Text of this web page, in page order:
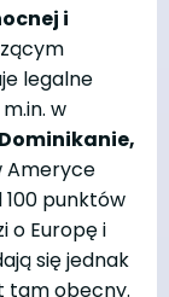
i
legalne
w
Ameryce
punktów
o Europę i
się jednak
tam obecny.